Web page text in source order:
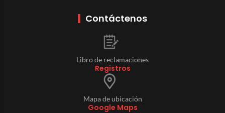
Contáctenos
Libro de reclamaciones
Registros
Mapa de ubicación
Google Maps